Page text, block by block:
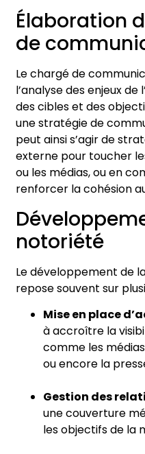
Élaboration
de
Le chargé de
l’analyse des enjeux
des cibles et des
une stratégie de
peut ainsi s’agir de
externe pour toucher
ou les médias, ou en
renforcer la cohésion
notoriété
Le développement de
repose souvent sur
Mise en place
à accroître la
comme les
ou encore la
Gestion des
une couverture
les objectifs de la